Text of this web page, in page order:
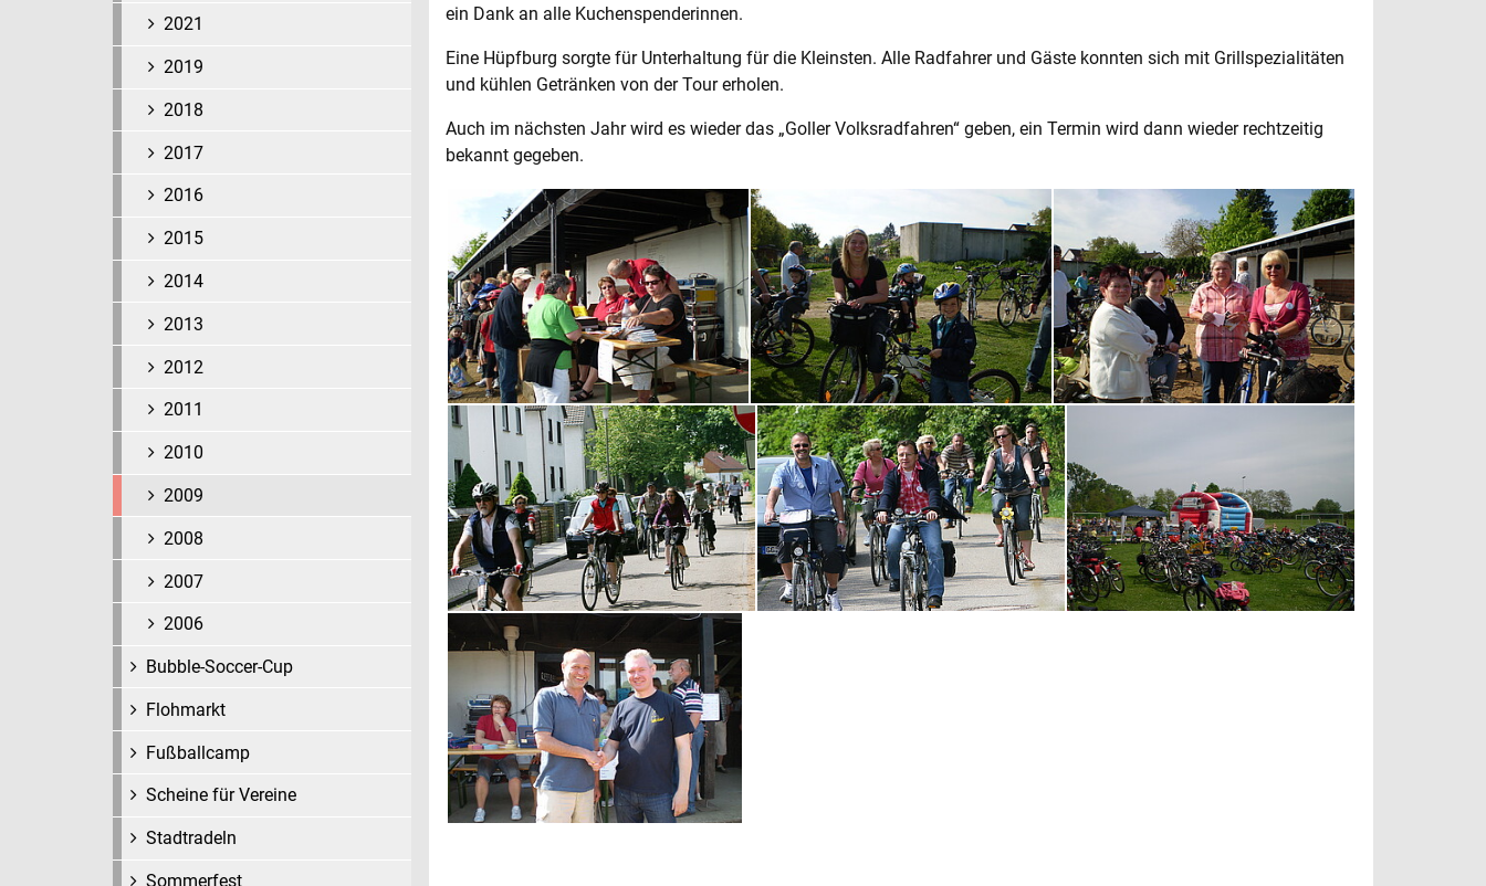
2021
2019
2018
2017
2016
2015
2014
2013
2012
2011
2010
2009
2008
2007
2006
Bubble-Soccer-Cup
Flohmarkt
Fußballcamp
Scheine für Vereine
Stadtradeln
Sommerfest
ein Dank an alle Kuchenspenderinnen.
Eine Hüpfburg sorgte für Unterhaltung für die Kleinsten. Alle Radfahrer und Gäste konnten sich mit Grillspezialitäten
und kühlen Getränken von der Tour erholen.
Auch im nächsten Jahr wird es wieder das „Goller Volksradfahren“ geben, ein Termin wird dann wieder rechtzeitig
bekannt gegeben.